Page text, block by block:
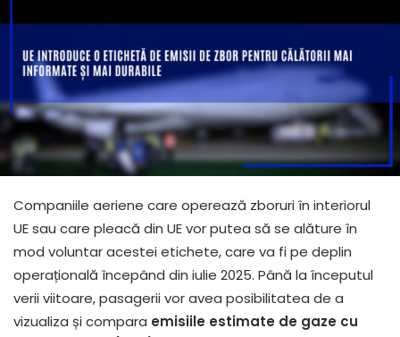
Companiile aeriene care operează zboruri în interiorul
UE sau care pleacă din UE vor putea să se alăture în
mod voluntar acestei etichete, care va fi pe deplin
operațională începând din iulie 2025. Până la începutul
verii viitoare, pasagerii vor avea posibilitatea de a
vizualiza și compara emisiile estimate de gaze cu